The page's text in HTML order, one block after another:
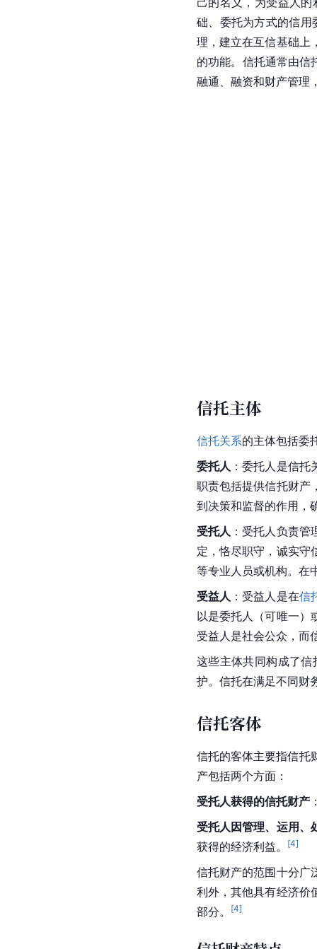
础、委托为方式的信用
理，建立在互信基础上
的功能。信托通常由信
融通、融资和财产管理
信托主体
信托关系的主体包括委
委托人 ：委托人是信
职责包括提供信托财产
到决策和监督的作用，
受托人 ：受托人负责
定，恪尽职守，诚实守
等专业人员或机构。在
受益人 ：受益人是在信
以是委托人（可唯一）
受益人是社会公众，而
这些主体共同构成了
护。信托在满足不同财
信托客体
信托的客体主要指信托
产包括两个方面：
受托人获得的信托财产
受托人因管理、运用、
获得的经济利益。
[4]
信托财产的范围十分广
利外，其他具有经济价
部分。
[4]